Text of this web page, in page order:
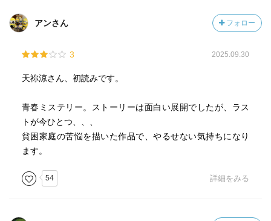
アンさん フォロー
3 2025.09.30
天祢涼さん、初読みです。
青春ミステリー。ストーリーは面白い展開でしたが、ラス
トが今ひとつ、、、
貧困家庭の苦悩を描いた作品で、やるせない気持ちになり
ます。
54 詳細をみる